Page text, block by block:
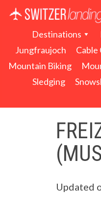
Destinations
Jungfraujoch
Cable
Mountain Biking
Sledging
Updated